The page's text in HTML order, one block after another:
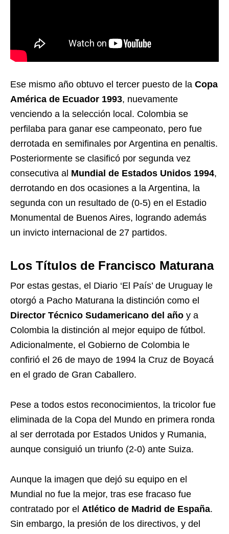
Ese mismo año obtuvo el tercer puesto de la Copa
América de Ecuador 1993, nuevamente
venciendo a la selección local. Colombia se
perfilaba para ganar ese campeonato, pero fue
derrotada en semifinales por Argentina en penaltis.
Posteriormente se clasificó por segunda vez
consecutiva al Mundial de Estados Unidos 1994,
derrotando en dos ocasiones a la Argentina, la
segunda con un resultado de (0-5) en el Estadio
Monumental de Buenos Aires, logrando además
un invicto internacional de 27 partidos.
Los Títulos de Francisco Maturana
Por estas gestas, el Diario ‘El País’ de Uruguay le
otorgó a Pacho Maturana la distinción como el
Director Técnico Sudamericano del año y a
Colombia la distinción al mejor equipo de fútbol.
Adicionalmente, el Gobierno de Colombia le
confirió el 26 de mayo de 1994 la Cruz de Boyacá
en el grado de Gran Caballero.
Pese a todos estos reconocimientos, la tricolor fue
eliminada de la Copa del Mundo en primera ronda
al ser derrotada por Estados Unidos y Rumania,
aunque consiguió un triunfo (2-0) ante Suiza.
Aunque la imagen que dejó su equipo en el
Mundial no fue la mejor, tras ese fracaso fue
contratado por el Atlético de Madrid de España.
Sin embargo, la presión de los directivos, y del